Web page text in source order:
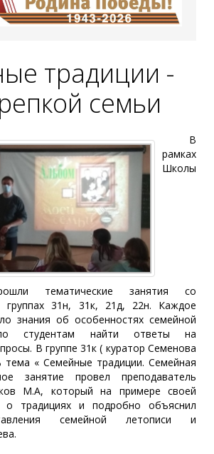
традиции -
семьи
В
рамках
Школы
тематические занятия со
группах 31н, 31к, 21д, 22н. Каждое
знания об особенностях семейной
студентам найти ответы на
В группе 31к ( куратор Семенова
тема « Семейные традиции. Семейная
занятие провел преподаватель
М.А, который на примере своей
о традициях и подробно объяснил
семейной летописи и